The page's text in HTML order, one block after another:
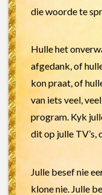
die woorde te
Hulle het
afgedank, of
kon praat, of
van iets veel,
program. Kyk
dit op julle TV’s,
Julle besef nie
klone nie. Julle